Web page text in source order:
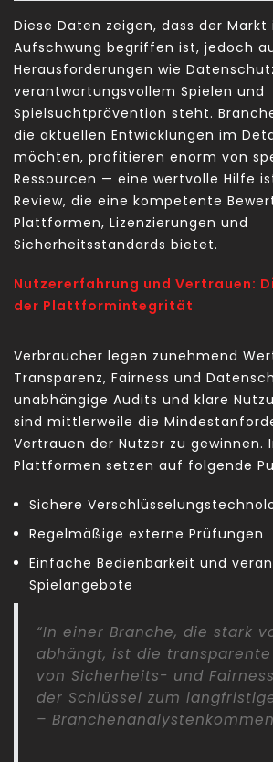
Diese Daten zeigen, dass der
Aufschwung begriffen ist, jedoch
Herausforderungen wie
verantwortungsvollem Spielen und
Spielsuchtprävention steht.
die aktuellen Entwicklungen im
möchten, profitieren enorm von
Ressourcen — eine wertvolle Hilfe
Review, die eine kompetente
Plattformen, Lizenzierungen und
Sicherheitsstandards bietet.
Nutzererfahrung und Vertrauen:
der Plattformintegrität
Verbraucher legen zunehmend
Transparenz, Fairness und
unabhängige Audits und klare
sind mittlerweile die
Vertrauen der Nutzer zu gewinnen.
Plattformen setzen auf folgende
Sichere
Regelmäßige externe Prüfungen
Einfache Bedienbarkeit und
Spielangebote
“In einer Branche, die stark
abhängt, ist die
von Sicherheits- und
der Schlüssel zum
–